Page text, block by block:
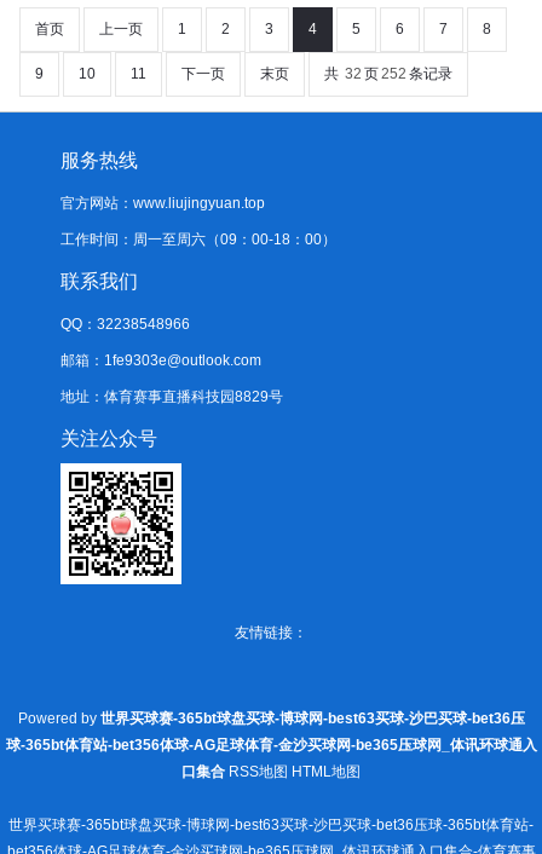
05 08 17 21 26 28 32 + 03 09 11 钟山：02 07 08 09
13 23 28 29 31 + 0
首页 上一页 1 2 3 4 5 6 7 8
9 10 11 下一页 末页 共 32 页252 条记录
服务热线
官方网站：www.liujingyuan.top
工作时间：周一至周六（09：00-18：00）
联系我们
QQ：32238548966
邮箱：1fe9303e@outlook.com
地址：体育赛事直播科技园8829号
关注公众号
友情链接：
Powered by 世界买球赛-365bt球盘买球-博球网-best63买球-沙巴买球-bet36压
球-365bt体育站-bet356体球-AG足球体育-金沙买球网-be365压球网_体讯环球通入
口集合 RSS地图 HTML地图
世界买球赛-365bt球盘买球-博球网-best63买球-沙巴买球-bet36压球-365bt体育站-